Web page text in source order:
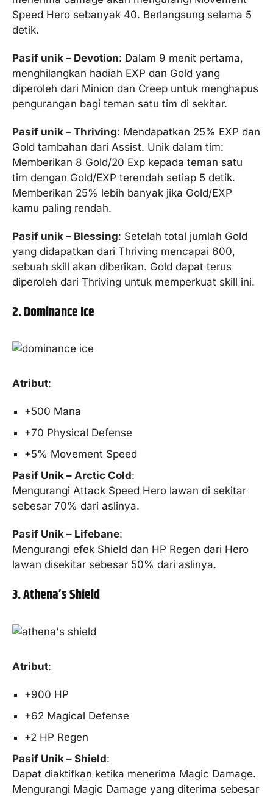
Speed Hero sebanyak 40. Berlangsung selama 5
detik.
Pasif unik – Devotion: Dalam 9 menit pertama,
menghilangkan hadiah EXP dan Gold yang
diperoleh dari Minion dan Creep untuk menghapus
pengurangan bagi teman satu tim di sekitar.
Pasif unik – Thriving: Mendapatkan 25% EXP dan
Gold tambahan dari Assist. Unik dalam tim:
Memberikan 8 Gold/20 Exp kepada teman satu
tim dengan Gold/EXP terendah setiap 5 detik.
Memberikan 25% lebih banyak jika Gold/EXP
kamu paling rendah.
Pasif unik – Blessing: Setelah total jumlah Gold
yang didapatkan dari Thriving mencapai 600,
sebuah skill akan diberikan. Gold dapat terus
diperoleh dari Thriving untuk memperkuat skill ini.
2. Dominance Ice
Atribut:
+500 Mana
+70 Physical Defense
+5% Movement Speed
Pasif Unik – Arctic Cold:
Mengurangi Attack Speed Hero lawan di sekitar
sebesar 70% dari aslinya.
Pasif Unik – Lifebane:
Mengurangi efek Shield dan HP Regen dari Hero
lawan disekitar sebesar 50% dari aslinya.
3. Athena’s Shield
Atribut:
+900 HP
+62 Magical Defense
+2 HP Regen
Pasif Unik – Shield:
Dapat diaktifkan ketika menerima Magic Damage.
Mengurangi Magic Damage yang diterima sebesar